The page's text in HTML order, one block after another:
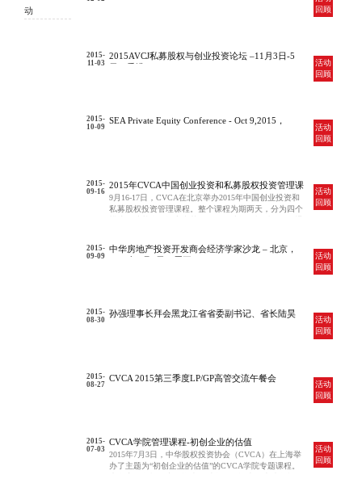
动
回顾
2015-
11-03
活动
回顾
2015AVCJ私募股权与创业投资论坛 –11月3日-5
2015-
10-09
活动
回顾
SEA Private Equity Conference - Oct 9,2015，
2015-
09-16
活动
回顾
2015年CVCA中国创业投资和私募股权投资管理课
程
9月16-17日，CVCA在北京举办2015年中国创业投资和
私募股权投资管理课程。整个课程为期两天，分为四个
2015-
09-09
活动
回顾
中华房地产投资开发商会经济学家沙龙 – 北京，
2015-
08-30
活动
回顾
孙强理事长拜会黑龙江省省委副书记、省长陆昊
2015-
08-27
活动
回顾
CVCA 2015第三季度LP/GP高管交流午餐会
2015-
07-03
活动
回顾
CVCA学院管理课程-初创企业的估值
2015年7月3日，中华股权投资协会（CVCA）在上海举
办了主题为“初创企业的估值”的CVCA学院专题课程。